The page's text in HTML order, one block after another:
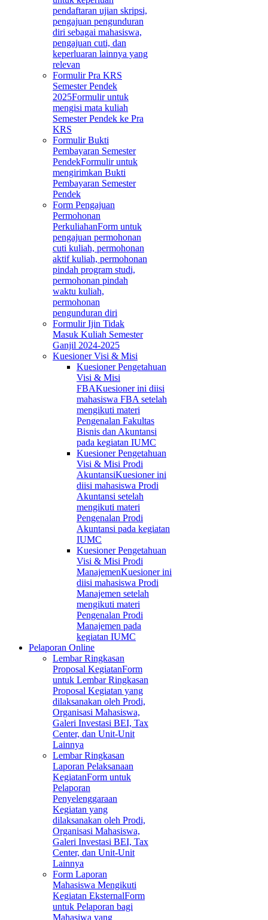
pendaftaran ujian skripsi,
pengajuan pengunduran
diri sebagai mahasiswa,
pengajuan cuti, dan
keperluaran lainnya yang
relevan
Formulir Pra KRS
Semester Pendek
2025Formulir untuk
mengisi mata kuliah
Semester Pendek ke Pra
KRS
Formulir Bukti
Pembayaran Semester
PendekFormulir untuk
mengirimkan Bukti
Pembayaran Semester
Pendek
Form Pengajuan
Permohonan
PerkuliahanForm untuk
pengajuan permohonan
cuti kuliah, permohonan
aktif kuliah, permohonan
pindah program studi,
permohonan pindah
waktu kuliah,
permohonan
pengunduran diri
Formulir Ijin Tidak
Masuk Kuliah Semester
Ganjil 2024-2025
Kuesioner Visi & Misi
Kuesioner Pengetahuan
Visi & Misi
FBAKuesioner ini diisi
mahasiswa FBA setelah
mengikuti materi
Pengenalan Fakultas
Bisnis dan Akuntansi
pada kegiatan IUMC
Kuesioner Pengetahuan
Visi & Misi Prodi
AkuntansiKuesioner ini
diisi mahasiswa Prodi
Akuntansi setelah
mengikuti materi
Pengenalan Prodi
Akuntansi pada kegiatan
IUMC
Kuesioner Pengetahuan
Visi & Misi Prodi
ManajemenKuesioner ini
diisi mahasiswa Prodi
Manajemen setelah
mengikuti materi
Pengenalan Prodi
Manajemen pada
kegiatan IUMC
Pelaporan Online
Lembar Ringkasan
Proposal KegiatanForm
untuk Lembar Ringkasan
Proposal Kegiatan yang
dilaksanakan oleh Prodi,
Organisasi Mahasiswa,
Galeri Investasi BEI, Tax
Center, dan Unit-Unit
Lainnya
Lembar Ringkasan
Laporan Pelaksanaan
KegiatanForm untuk
Pelaporan
Penyelenggaraan
Kegiatan yang
dilaksanakan oleh Prodi,
Organisasi Mahasiswa,
Galeri Investasi BEI, Tax
Center, dan Unit-Unit
Lainnya
Form Laporan
Mahasiswa Mengikuti
Kegiatan EksternalForm
untuk Pelaporan bagi
Mahasiwa yang